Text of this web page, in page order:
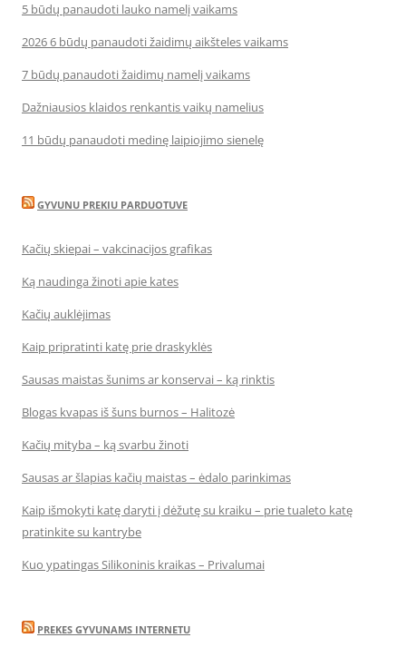
5 būdų panaudoti lauko namelį vaikams
2026 6 būdų panaudoti žaidimų aikšteles vaikams
7 būdų panaudoti žaidimų namelį vaikams
Dažniausios klaidos renkantis vaikų namelius
11 būdų panaudoti medinę laipiojimo sienelę
GYVUNU PREKIU PARDUOTUVE
Kačių skiepai – vakcinacijos grafikas
Ką naudinga žinoti apie kates
Kačių auklėjimas
Kaip pripratinti katę prie draskyklės
Sausas maistas šunims ar konservai – ką rinktis
Blogas kvapas iš šuns burnos – Halitozė
Kačių mityba – ką svarbu žinoti
Sausas ar šlapias kačių maistas – ėdalo parinkimas
Kaip išmokyti katę daryti į dėžutę su kraiku – prie tualeto katę
pratinkite su kantrybe
Kuo ypatingas Silikoninis kraikas – Privalumai
PREKES GYVUNAMS INTERNETU